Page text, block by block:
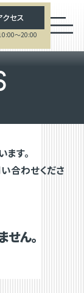
クセス
～20:00
す。
合わせくださ
ん。